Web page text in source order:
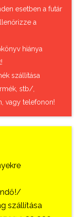
esetben a futár
a
hiánya
szállítása
stb/,
vagy telefonon!
szállítása